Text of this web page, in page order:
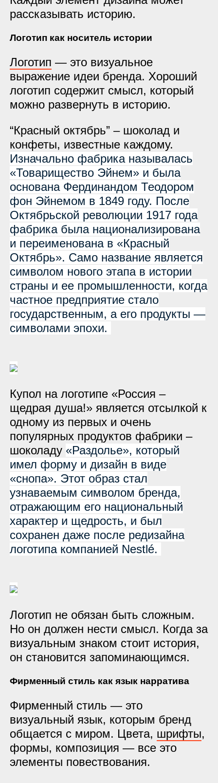
рассказывать историю.
Логотип как носитель истории
Логотип — это визуальное
выражение идеи бренда. Хороший
логотип содержит смысл, который
можно развернуть в историю.
“Красный октябрь” – шоколад и
конфеты, известные каждому.
Изначально фабрика называлась
«Товарищество Эйнем» и была
основана Фердинандом Теодором
фон Эйнемом в 1849 году. После
Октябрьской революции 1917 года
фабрика была национализирована
и переименована в «Красный
Октябрь». Само название является
символом нового этапа в истории
страны и ее промышленности, когда
частное предприятие стало
государственным, а его продукты —
символами эпохи.
Купол на логотипе «Россия –
щедрая душа!» является отсылкой к
одному из первых и очень
популярных продуктов фабрики –
шоколаду «Раздолье», который
имел форму и дизайн в виде
«снопа». Этот образ стал
узнаваемым символом бренда,
отражающим его национальный
характер и щедрость, и был
сохранен даже после редизайна
логотипа компанией Nestlé.
Логотип не обязан быть сложным.
Но он должен нести смысл. Когда за
визуальным знаком стоит история,
он становится запоминающимся.
Фирменный стиль как язык нарратива
Фирменный стиль — это
визуальный язык, которым бренд
общается с миром. Цвета, шрифты,
формы, композиция — все это
элементы повествования.